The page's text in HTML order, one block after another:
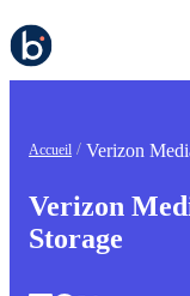
Accueil Verizon
Verizon
Storage